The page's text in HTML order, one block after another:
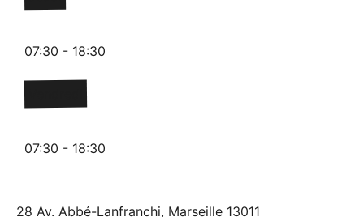
07:30 - 18:30
07:30 - 18:30
28 Av. Abbé-Lanfranchi, Marseille 13011